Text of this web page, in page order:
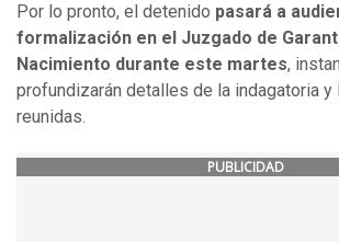
Por lo pronto, el detenido pasará a
formalización en el Juzgado de
Nacimiento durante este martes,
profundizarán detalles de la indagatoria y
reunidas.
PUBLICIDAD